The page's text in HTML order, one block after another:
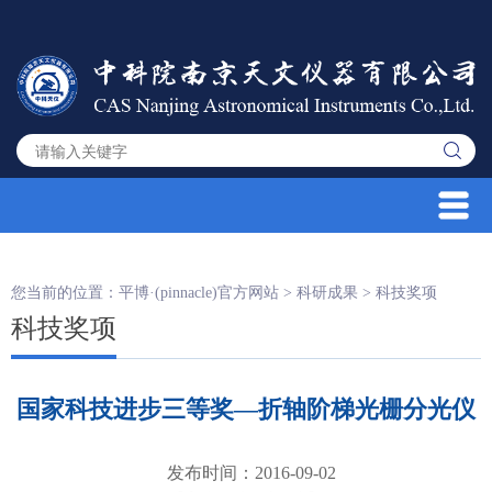
您当前的位置： 平博·(pinnacle)官方网站 > 科研成果 > 科技奖项
科技奖项
国家科技进步三等奖—折轴阶梯光栅分光仪
发布时间：2016-09-02